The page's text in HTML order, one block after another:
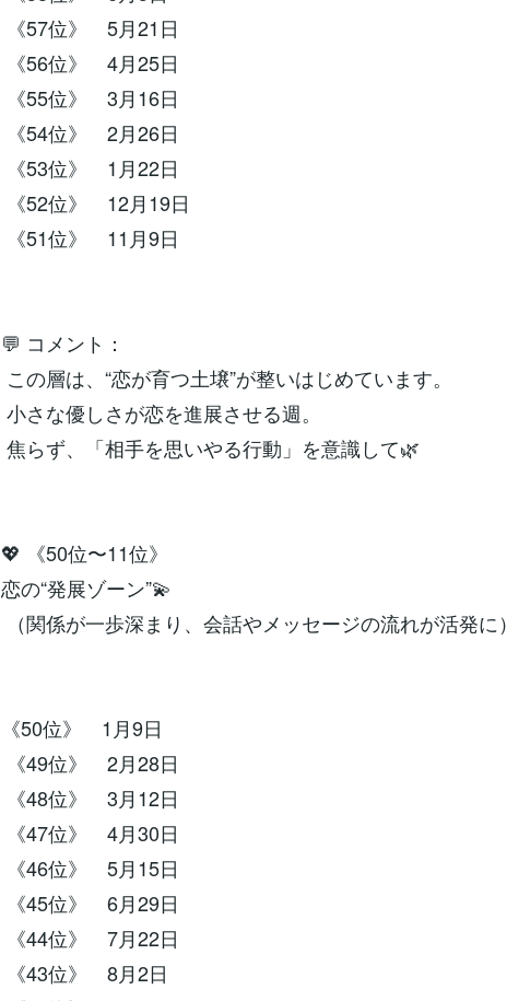
《57位》 5月21日
《56位》 4月25日
《55位》 3月16日
《54位》 2月26日
《53位》 1月22日
《52位》 12月19日
《51位》 11月9日
💬 コメント：
この層は、“恋が育つ土壌”が整いはじめています。
小さな優しさが恋を進展させる週。
焦らず、「相手を思いやる行動」を意識して🌿
💖 《50位〜11位》
恋の“発展ゾーン”💫
（関係が一歩深まり、会話やメッセージの流れが活発に）
《50位》 1月9日
《49位》 2月28日
《48位》 3月12日
《47位》 4月30日
《46位》 5月15日
《45位》 6月29日
《44位》 7月22日
《43位》 8月2日